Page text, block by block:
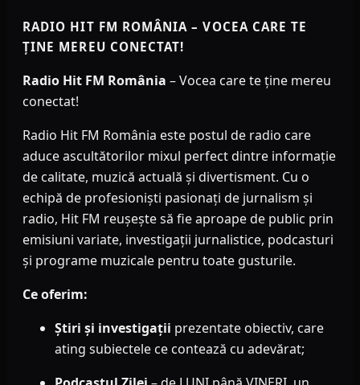
RADIO HIT FM ROMÂNIA – VOCEA CARE TE
ȚINE MEREU CONECTAT!
Radio Hit FM România – Vocea care te ține mereu
conectat!
Radio Hit FM România este postul de radio care
aduce ascultătorilor mixul perfect dintre informație
de calitate, muzică actuală și divertisment. Cu o
echipă de profesioniști pasionați de jurnalism și
radio, Hit FM reușește să fie aproape de public prin
emisiuni variate, investigații jurnalistice, podcasturi
și programe muzicale pentru toate gusturile.
Ce oferim:
Știri și investigații prezentate obiectiv, care
ating subiectele ce contează cu adevărat;